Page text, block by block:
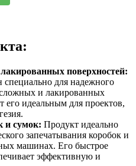
поверхностей:
для надежного
и лакированных
его идеальным для проектов,
и сумок: Продукт идеально
запечатывания коробок и
машинах. Его быстрое
эффективную и